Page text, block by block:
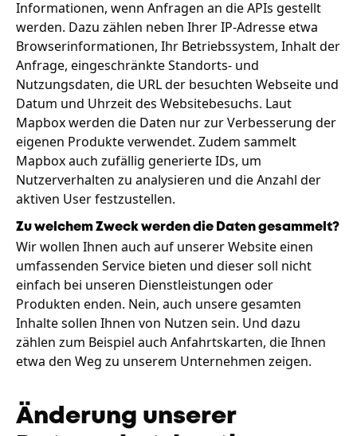
Informationen, wenn Anfragen an die APIs gestellt
werden. Dazu zählen neben Ihrer IP-Adresse etwa
Browserinformationen, Ihr Betriebssystem, Inhalt der
Anfrage, eingeschränkte Standorts- und
Nutzungsdaten, die URL der besuchten Webseite und
Datum und Uhrzeit des Websitebesuchs. Laut
Mapbox werden die Daten nur zur Verbesserung der
eigenen Produkte verwendet. Zudem sammelt
Mapbox auch zufällig generierte IDs, um
Nutzerverhalten zu analysieren und die Anzahl der
aktiven User festzustellen.
Zu welchem Zweck werden die Daten gesammelt?
Wir wollen Ihnen auch auf unserer Website einen
umfassenden Service bieten und dieser soll nicht
einfach bei unseren Dienstleistungen oder
Produkten enden. Nein, auch unsere gesamten
Inhalte sollen Ihnen von Nutzen sein. Und dazu
zählen zum Beispiel auch Anfahrtskarten, die Ihnen
etwa den Weg zu unserem Unternehmen zeigen.
Änderung unserer